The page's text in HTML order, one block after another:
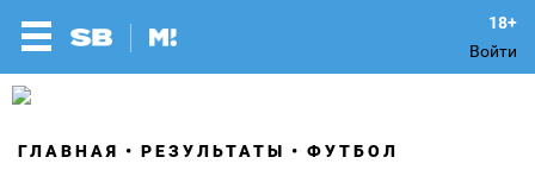
Войти
ГЛАВНАЯ РЕЗУЛЬТАТЫ ФУТБОЛ